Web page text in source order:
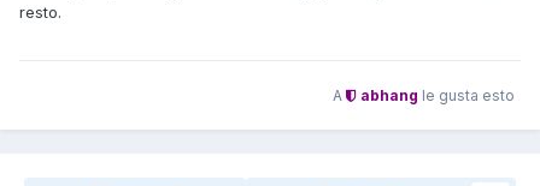
resto.
A abhang le gusta esto